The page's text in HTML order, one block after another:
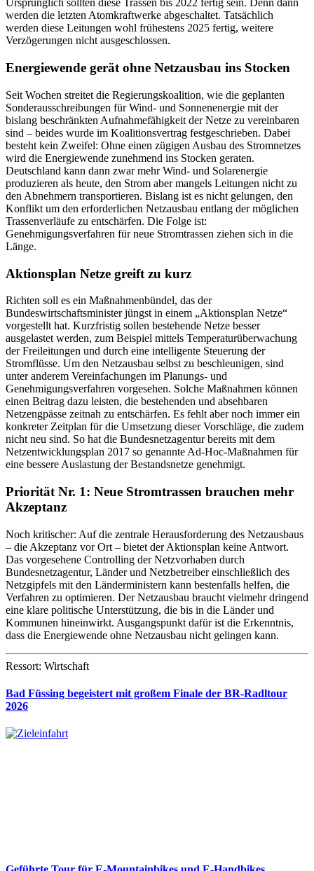
Ursprünglich sollten diese Trassen bis 2022 fertig sein. Denn dann
werden die letzten Atomkraftwerke abgeschaltet. Tatsächlich
werden diese Leitungen wohl frühestens 2025 fertig, weitere
Verzögerungen nicht ausgeschlossen.
Energiewende gerät ohne Netzausbau ins Stocken
Seit Wochen streitet die Regierungskoalition, wie die geplanten
Sonderausschreibungen für Wind- und Sonnenenergie mit der
bislang beschränkten Aufnahmefähigkeit der Netze zu vereinbaren
sind – beides wurde im Koalitionsvertrag festgeschrieben. Dabei
besteht kein Zweifel: Ohne einen zügigen Ausbau des Stromnetzes
wird die Energiewende zunehmend ins Stocken geraten.
Deutschland kann dann zwar mehr Wind- und Solarenergie
produzieren als heute, den Strom aber mangels Leitungen nicht zu
den Abnehmern transportieren. Bislang ist es nicht gelungen, den
Konflikt um den erforderlichen Netzausbau entlang der möglichen
Trassenverläufe zu entschärfen. Die Folge ist:
Genehmigungsverfahren für neue Stromtrassen ziehen sich in die
Länge.
Aktionsplan Netze greift zu kurz
Richten soll es ein Maßnahmenbündel, das der
Bundeswirtschaftsminister jüngst in einem „Aktionsplan Netze“
vorgestellt hat. Kurzfristig sollen bestehende Netze besser
ausgelastet werden, zum Beispiel mittels Temperaturüberwachung
der Freileitungen und durch eine intelligente Steuerung der
Stromflüsse. Um den Netzausbau selbst zu beschleunigen, sind
unter anderem Vereinfachungen im Planungs- und
Genehmigungsverfahren vorgesehen. Solche Maßnahmen können
einen Beitrag dazu leisten, die bestehenden und absehbaren
Netzengpässe zeitnah zu entschärfen. Es fehlt aber noch immer ein
konkreter Zeitplan für die Umsetzung dieser Vorschläge, die zudem
nicht neu sind. So hat die Bundesnetzagentur bereits mit dem
Netzentwicklungsplan 2017 so genannte Ad-Hoc-Maßnahmen für
eine bessere Auslastung der Bestandsnetze genehmigt.
Priorität Nr. 1: Neue Stromtrassen brauchen mehr
Akzeptanz
Noch kritischer: Auf die zentrale Herausforderung des Netzausbaus
– die Akzeptanz vor Ort – bietet der Aktionsplan keine Antwort.
Das vorgesehene Controlling der Netzvorhaben durch
Bundesnetzagentur, Länder und Netzbetreiber einschließlich des
Netzgipfels mit den Länderministern kann bestenfalls helfen, die
Verfahren zu optimieren. Der Netzausbau braucht vielmehr dringend
eine klare politische Unterstützung, die bis in die Länder und
Kommunen hineinwirkt. Ausgangspunkt dafür ist die Erkenntnis,
dass die Energiewende ohne Netzausbau nicht gelingen kann.
Ressort: Wirtschaft
Bad Füssing begeistert mit großem Finale der BR-Radltour
2026